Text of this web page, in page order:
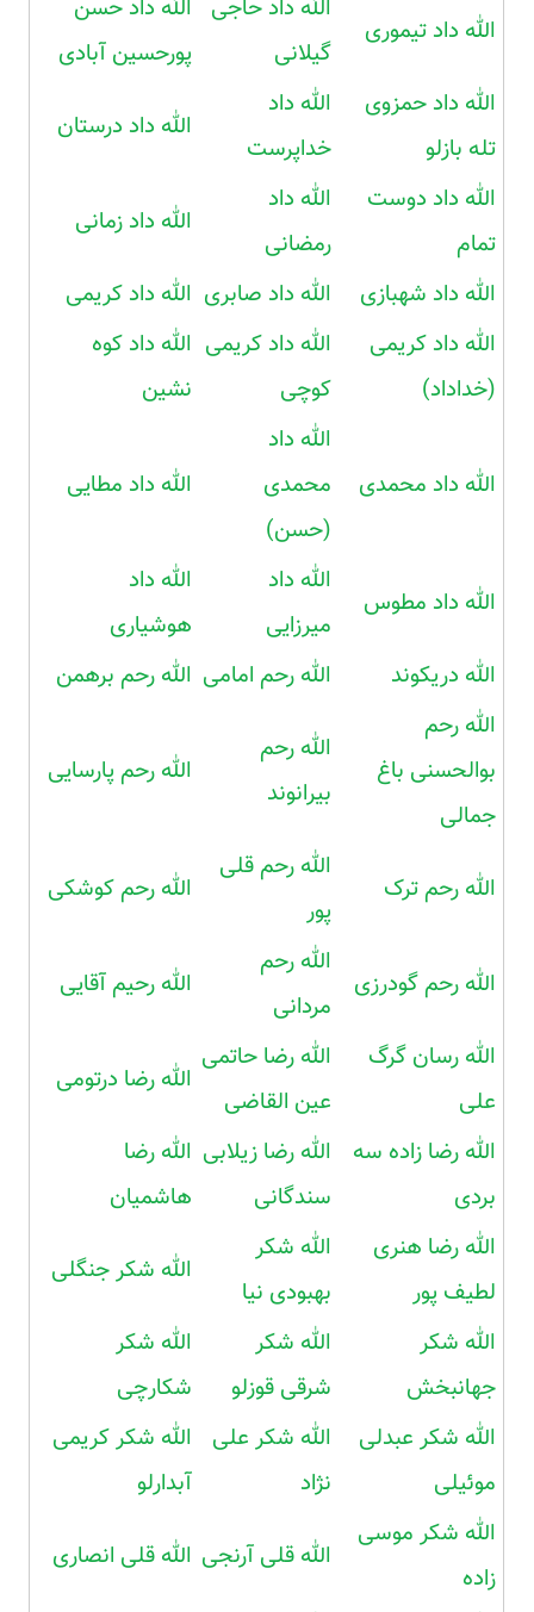
الله داد تیموری
الله داد حاجی
گیلانی
الله داد حسن
پورحسین آبادی
الله داد حمزوی
تله بازلو
الله داد
خداپرست
الله داد درستان
الله داد دوست
تمام
الله داد
رمضانی
الله داد زمانی
الله داد شهبازی الله داد صابری الله داد کریمی
الله داد کریمی
(خداداد)
الله داد کریمی
کوچی
الله داد کوه
نشین
الله داد محمدی
الله داد
محمدی
(حسن)
الله داد مطایی
الله داد مطوس
الله داد
میرزایی
الله داد
هوشیاری
الله دریکوند
الله رحم امامی الله رحم برهمن
الله رحم
بوالحسنی باغ
جمالی
الله رحم
بیرانوند
الله رحم پارسایی
الله رحم ترک
الله رحم قلی
پور
الله رحم کوشکی
الله رحم گودرزی
الله رحم
مردانی
الله رحیم آقایی
الله رسان گرگ
علی
الله رضا حاتمی
عین القاضی
الله رضا درتومی
الله رضا زاده سه
بردی
الله رضا زیلابی
سندگانی
الله رضا
هاشمیان
الله رضا هنری
لطیف پور
الله شکر
بهبودی نیا
الله شکر جنگلی
الله شکر
جهانبخش
الله شکر
شرقی قوزلو
الله شکر
شکارچی
الله شکر عبدلی
موئیلی
الله شکر علی
نژاد
الله شکر کریمی
آبدارلو
الله شکر موسی
زاده
الله قلی آرنجی الله قلی انصاری